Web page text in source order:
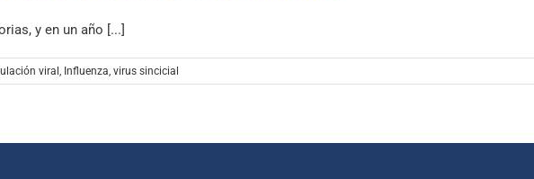
y en un año [...]
viral , Influenza, virus sincicial